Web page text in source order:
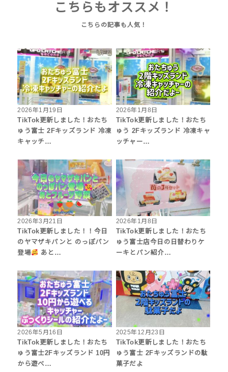
こちらもオススメ！
2026年1月19日
TikTok更新しました！おたち
ゅう富士 2Fキッズランド 冷凍
キャッチ…
2026年1月8日
TikTok更新しました！おたち
ゅう 2Fキッズランド 冷凍キャ
ッチャー…
2026年3月21日
TikTok更新しました！！今日
のヤマザキパンと のっぽパン
登場
あと…
2026年1月8日
TikTok更新しました！おたち
ゅう富士店今日の日替わりケ
ーキとパン紹介…
2026年5月16日
TikTok更新しました！おたち
ゅう富士2Fキッズランド 10円
から遊べ…
2025年12月23日
TikTok更新しました！おたち
ゅう富士 2Fキッズランドの駄
菓子だよ